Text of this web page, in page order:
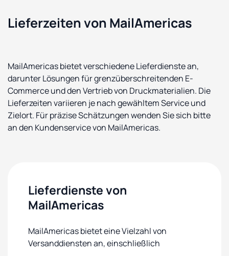
Lieferzeiten von MailAmericas
MailAmericas bietet verschiedene Lieferdienste an,
darunter Lösungen für grenzüberschreitenden E-
Commerce und den Vertrieb von Druckmaterialien. Die
Lieferzeiten variieren je nach gewähltem Service und
Zielort. Für präzise Schätzungen wenden Sie sich bitte
an den Kundenservice von MailAmericas.
Lieferdienste von
MailAmericas
MailAmericas bietet eine Vielzahl von
Versanddiensten an, einschließlich